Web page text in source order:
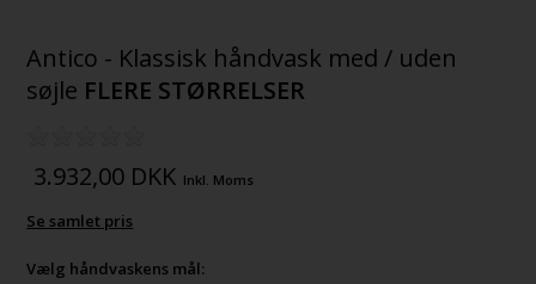
Antico - Klassisk håndvask med / uden
søjle FLERE STØRRELSER
3.932,00 DKK Inkl. Moms
Se samlet pris
Vælg håndvaskens mål: